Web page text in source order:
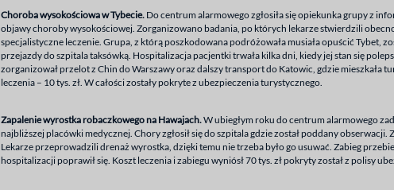
Choroba wysokościowa w Tybecie.Do centrum alarmowego zgłosiła się opiekunka grupy z
objawy choroby wysokościowej. Zorganizowano badania, po których lekarze stwierdzili
specjalistyczne leczenie. Grupa, z którą poszkodowana podróżowała musiała opuścić Tybet,
przejazdy do szpitala taksówką. Hospitalizacja pacjentki trwała kilka dni, kiedy jej stan się
zorganizował przelot z Chin do Warszawy oraz dalszy transport do Katowic, gdzie mieszkała
leczenia – 10 tys. zł. W całości zostały pokryte z ubezpieczenia turystycznego.
Zapalenie wyrostka robaczkowego na Hawajach.W ubiegłym roku do centrum alarmowego
najbliższej placówki medycznej. Chory zgłosił się do szpitala gdzie został poddany
Lekarze przeprowadzili drenaż wyrostka, dzięki temu nie trzeba było go usuwać. Zabieg
hospitalizacji poprawił się. Koszt leczenia i zabiegu wyniósł 70 tys. zł pokryty został z polisy